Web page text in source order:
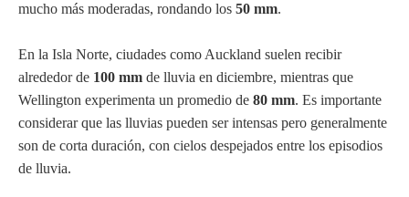
mucho más moderadas, rondando los 50 mm.
En la Isla Norte, ciudades como Auckland suelen recibir
alrededor de 100 mm de lluvia en diciembre, mientras que
Wellington experimenta un promedio de 80 mm. Es importante
considerar que las lluvias pueden ser intensas pero generalmente
son de corta duración, con cielos despejados entre los episodios
de lluvia.